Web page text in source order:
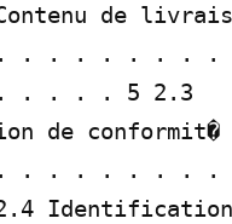
de
. . . . . . . .
. . . . 5 2.3
de
. . . . . . . .
Identification